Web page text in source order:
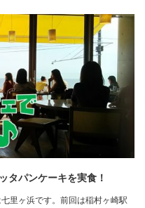
タパンケーキを実食！
里ヶ浜です。前回は稲村ヶ崎駅